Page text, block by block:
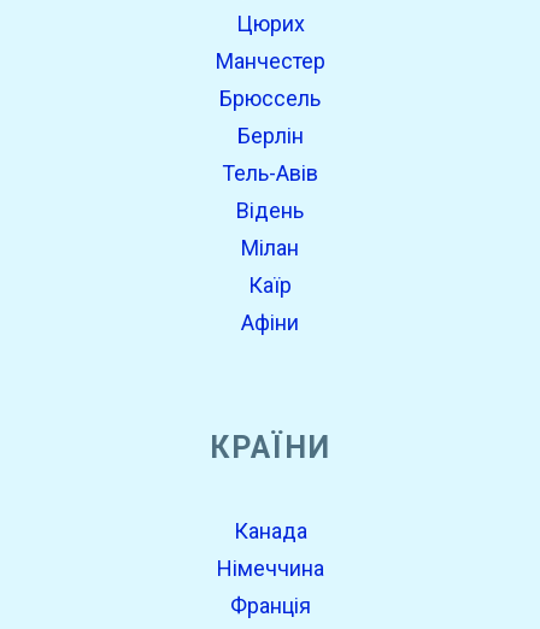
Цюрих
Манчестер
Брюссель
Берлін
Тель-Авів
Відень
Мілан
Каїр
Афіни
КРАЇНИ
Канада
Німеччина
Франція